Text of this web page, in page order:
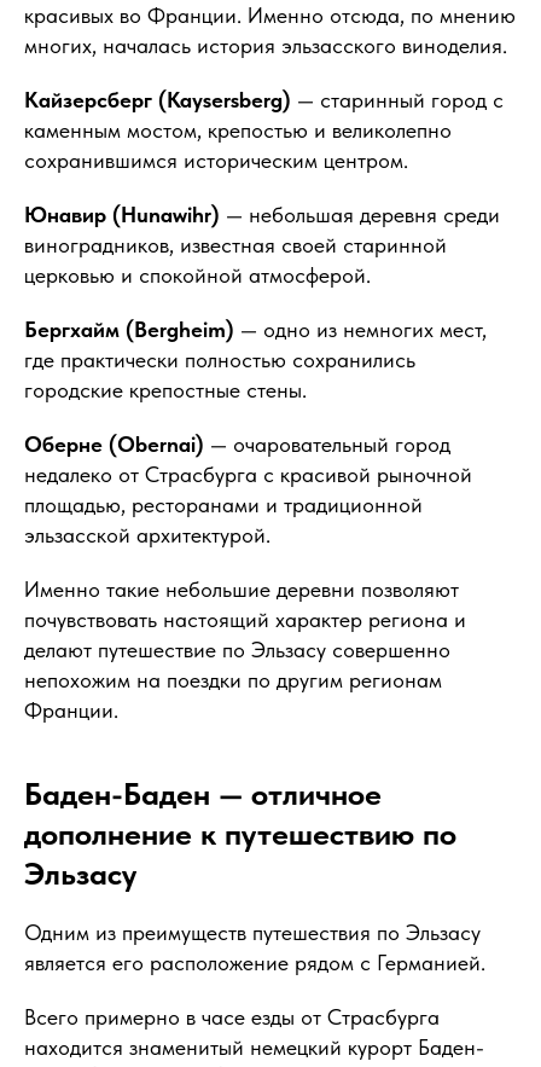
красивых во Франции. Именно отсюда, по мнению
многих, началась история эльзасского виноделия.
Кайзерсберг (Kaysersberg) — старинный город с
каменным мостом, крепостью и великолепно
сохранившимся историческим центром.
Юнавир (Hunawihr) — небольшая деревня среди
виноградников, известная своей старинной
церковью и спокойной атмосферой.
Бергхайм (Bergheim) — одно из немногих мест,
где практически полностью сохранились
городские крепостные стены.
Оберне (Obernai) — очаровательный город
недалеко от Страсбурга с красивой рыночной
площадью, ресторанами и традиционной
эльзасской архитектурой.
Именно такие небольшие деревни позволяют
почувствовать настоящий характер региона и
делают путешествие по Эльзасу совершенно
непохожим на поездки по другим регионам
Франции.
Баден-Баден — отличное
дополнение к путешествию по
Эльзасу
Одним из преимуществ путешествия по Эльзасу
является его расположение рядом с Германией.
Всего примерно в часе езды от Страсбурга
находится знаменитый немецкий курорт Баден-